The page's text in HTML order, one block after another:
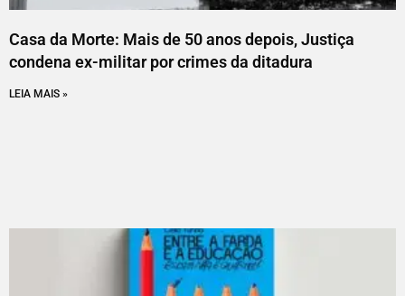
Casa da Morte: Mais de 50 anos depois, Justiça
condena ex-militar por crimes da ditadura
LEIA MAIS »